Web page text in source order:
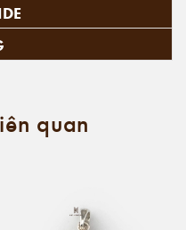
quan